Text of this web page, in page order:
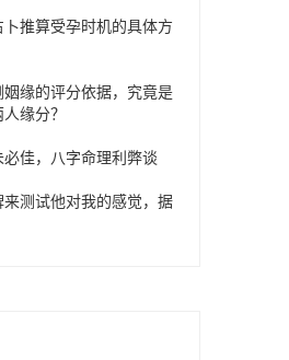
推算受孕时机的具体方
缘的评分依据，究竟是
缘分？
佳，八字命理利弊谈
测试他对我的感觉，据